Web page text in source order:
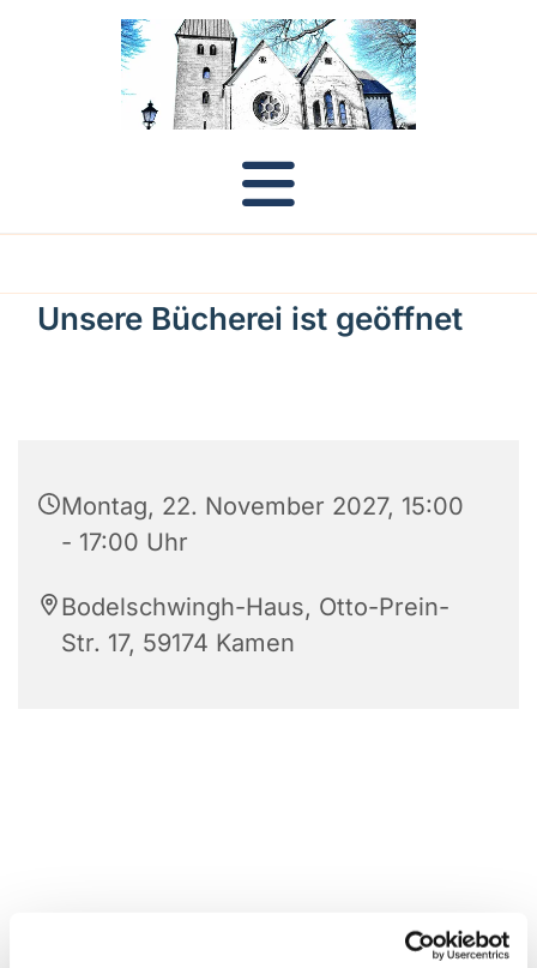
Unsere Bücherei ist geöffnet
Montag, 22. November 2027, 15:00
- 17:00 Uhr
Bodelschwingh-Haus, Otto-Prein-
Str. 17, 59174 Kamen